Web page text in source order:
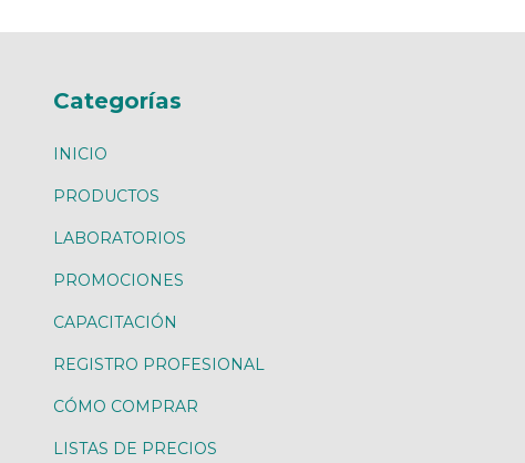
Categorías
INICIO
PRODUCTOS
LABORATORIOS
PROMOCIONES
CAPACITACIÓN
REGISTRO PROFESIONAL
CÓMO COMPRAR
LISTAS DE PRECIOS